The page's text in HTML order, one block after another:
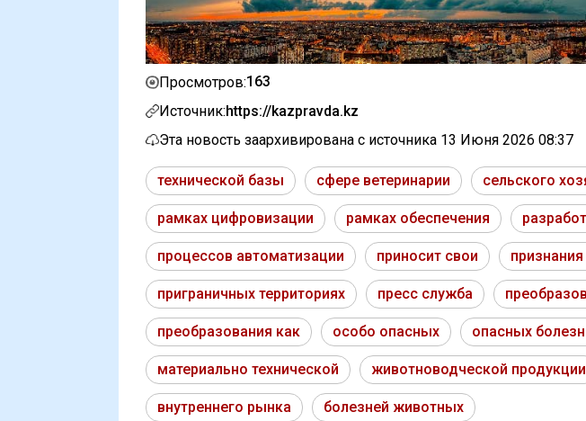
Просмотров:163
Источник:https://kazpravda.kz
Эта новость заархивирована с источника 13 Июня 2026 08:37
технической базы сфере ветеринарии сельского
рамках цифровизации рамках обеспечения
процессов автоматизации приносит свои
приграничных территориях пресс служба
преобразования как особо опасных опасных
материально технической животноводческой продукции
внутреннего рынка болезней животных